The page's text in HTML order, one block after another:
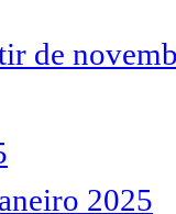
de
2025